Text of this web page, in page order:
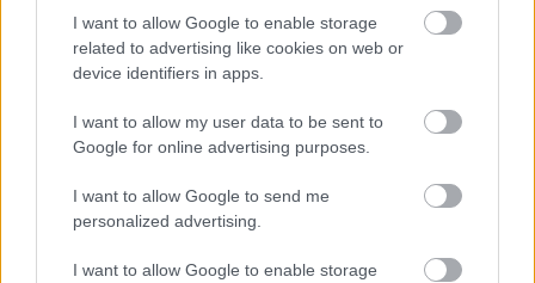
I want to allow Google to enable storage
related to advertising like cookies on web or
device identifiers in apps.
I want to allow my user data to be sent to
Google for online advertising purposes.
I want to allow Google to send me
personalized advertising.
I want to allow Google to enable storage
Najnovšie časopisy